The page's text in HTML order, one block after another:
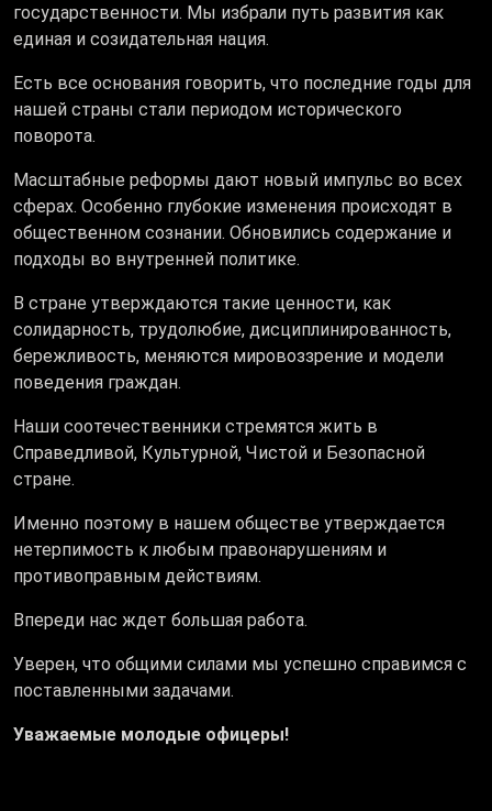
государственности. Мы избрали путь развития как
единая и созидательная нация.
Есть все основания говорить, что последние годы для
нашей страны стали периодом исторического
поворота.
Масштабные реформы дают новый импульс во всех
сферах. Особенно глубокие изменения происходят в
общественном сознании. Обновились содержание и
подходы во внутренней политике.
В стране утверждаются такие ценности, как
солидарность, трудолюбие, дисциплинированность,
бережливость, меняются мировоззрение и модели
поведения граждан.
Наши соотечественники стремятся жить в
Справедливой, Культурной, Чистой и Безопасной
стране.
Именно поэтому в нашем обществе утверждается
нетерпимость к любым правонарушениям и
противоправным действиям.
Впереди нас ждет большая работа.
Уверен, что общими силами мы успешно справимся с
поставленными задачами.
Уважаемые молодые офицеры!